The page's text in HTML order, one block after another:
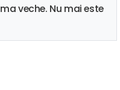
veche. Nu mai este